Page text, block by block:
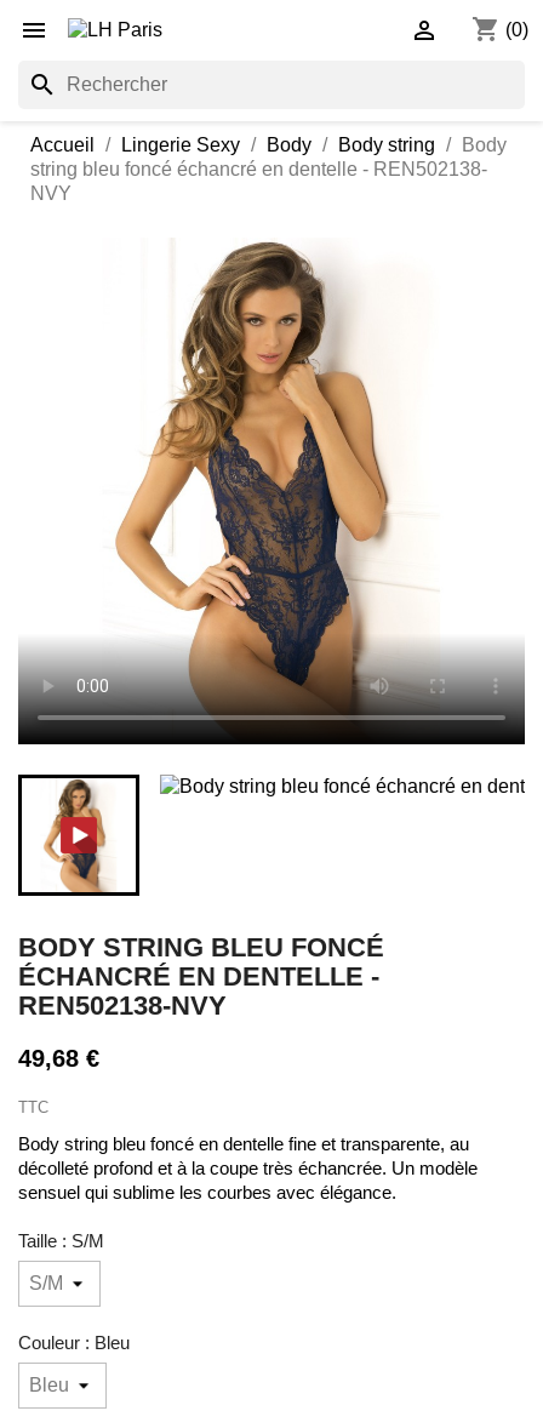
 shopping_cart (0)

search
Accueil Lingerie Sexy Body Body string
Body
string bleu foncé échancré en dentelle - REN502138-
NVY
BODY STRING BLEU FONCÉ
ÉCHANCRÉ EN DENTELLE -
REN502138-NVY
49,68 €
TTC
Body string bleu foncé en dentelle fine et transparente, au
décolleté profond et à la coupe très échancrée. Un modèle
sensuel qui sublime les courbes avec élégance.
Taille : S/M
Couleur : Bleu